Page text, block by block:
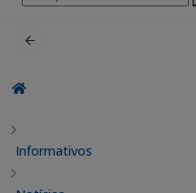
por:
Informativos